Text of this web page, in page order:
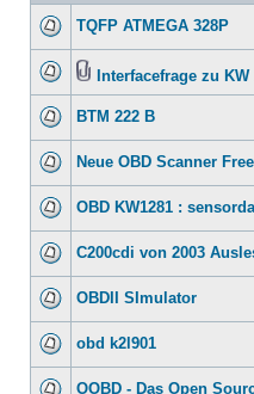
TQFP ATMEGA 328P
Interfacefrage zu KW
BTM 222 B
Neue OBD Scanner
OBD KW1281 :
C200cdi von 2003
OBDII SImulator
obd k2l901
OOBD - Das Open